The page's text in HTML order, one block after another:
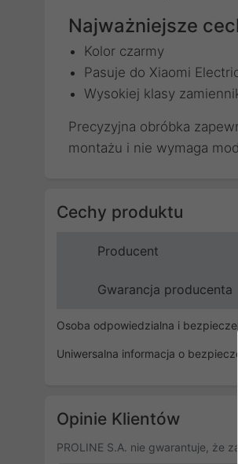
Najważniejsze
Kolor czarmy
Pasuje do Xiaomi
Wysokiej klasy
Precyzyjna obróbka
montażu i nie wymaga
Cechy produktu
Producent
Gwarancja producenta
Osoba odpowiedzialna i
Uniwersalna informacja o
Opinie Klientów
PROLINE S.A. nie gwarantuje, że